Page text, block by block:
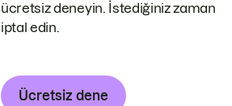
ücretsiz deneyin. İstediğiniz zaman
iptal edin.
Ücretsiz dene